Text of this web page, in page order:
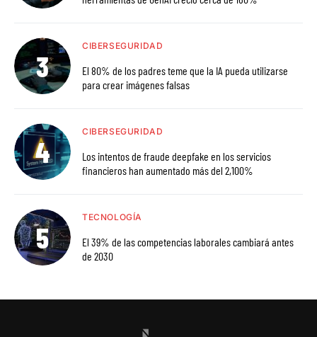
CIBERSEGURIDAD
El 80% de los padres teme que la IA pueda utilizarse
para crear imágenes falsas
CIBERSEGURIDAD
Los intentos de fraude deepfake en los servicios
financieros han aumentado más del 2,100%
TECNOLOGÍA
El 39% de las competencias laborales cambiará antes
de 2030